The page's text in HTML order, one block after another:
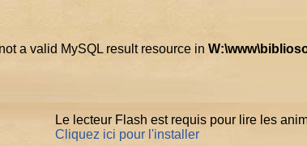
a valid MySQL result resource in
Le lecteur Flash est requis pour lire les
Cliquez ici pour l'installer